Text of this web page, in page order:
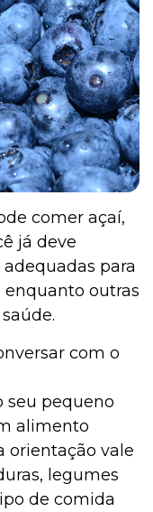
comer açaí,
já deve
para
enquanto outras
com o
seu pequeno
alimento
orientação vale
legumes
de comida